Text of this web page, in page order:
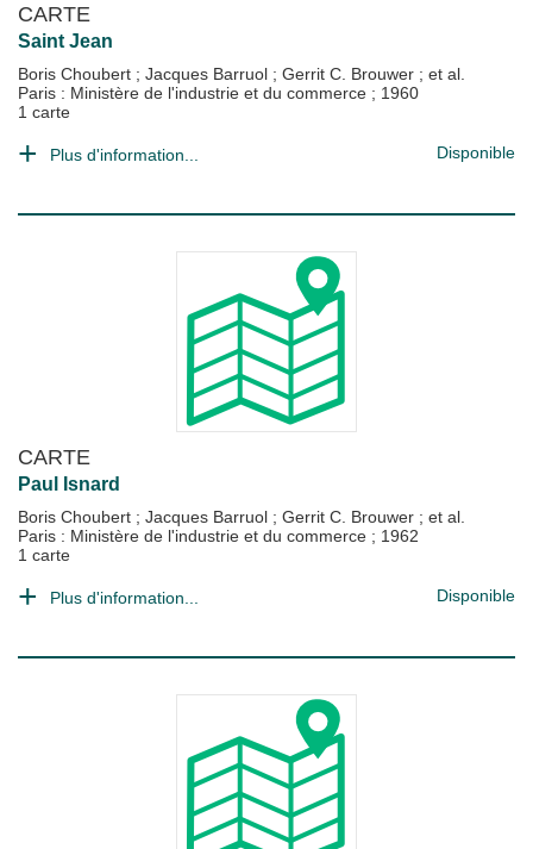
CARTE
Saint Jean
Boris Choubert ; Jacques Barruol ; Gerrit C. Brouwer ; et al.
Paris : Ministère de l'industrie et du commerce ; 1960
1 carte
Plus d'information... Disponible
CARTE
Paul Isnard
Boris Choubert ; Jacques Barruol ; Gerrit C. Brouwer ; et al.
Paris : Ministère de l'industrie et du commerce ; 1962
1 carte
Plus d'information... Disponible